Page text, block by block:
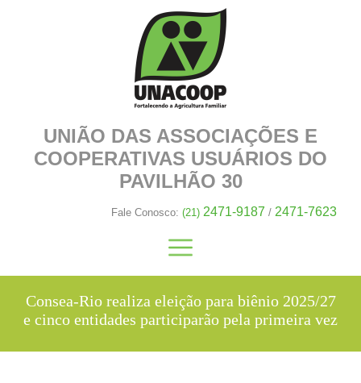
UNIÃO DAS ASSOCIAÇÕES E
COOPERATIVAS USUÁRIOS DO
PAVILHÃO 30
Fale Conosco: (21) 2471-9187 / 2471-7623
Consea-Rio realiza eleição para biênio 2025/27
e cinco entidades participarão pela primeira vez